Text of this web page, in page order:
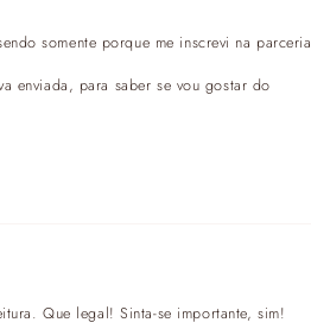
somente porque me inscrevi na parceria
enviada, para saber se vou gostar do
Que legal! Sinta-se importante, sim!